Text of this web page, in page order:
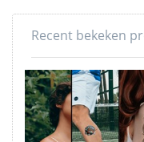
Recent bekeken